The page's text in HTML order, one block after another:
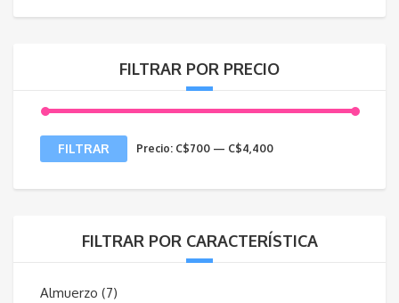
FILTRAR POR PRECIO
Precio
Precio
FILTRAR Precio: C$700 — C$4,400
FILTRAR POR CARACTERÍSTICA
Almuerzo (7)